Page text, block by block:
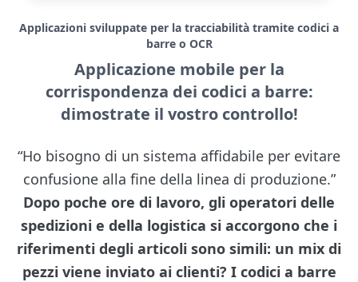
Applicazioni sviluppate per la tracciabilità tramite codici a
barre o OCR
Applicazione mobile per la
corrispondenza dei codici a barre:
dimostrate il vostro controllo!
“Ho bisogno di un sistema affidabile per evitare
confusione alla fine della linea di produzione.”
Dopo poche ore di lavoro, gli operatori delle
spedizioni e della logistica si accorgono che i
riferimenti degli articoli sono simili: un mix di
pezzi viene inviato ai clienti? I codici a barre